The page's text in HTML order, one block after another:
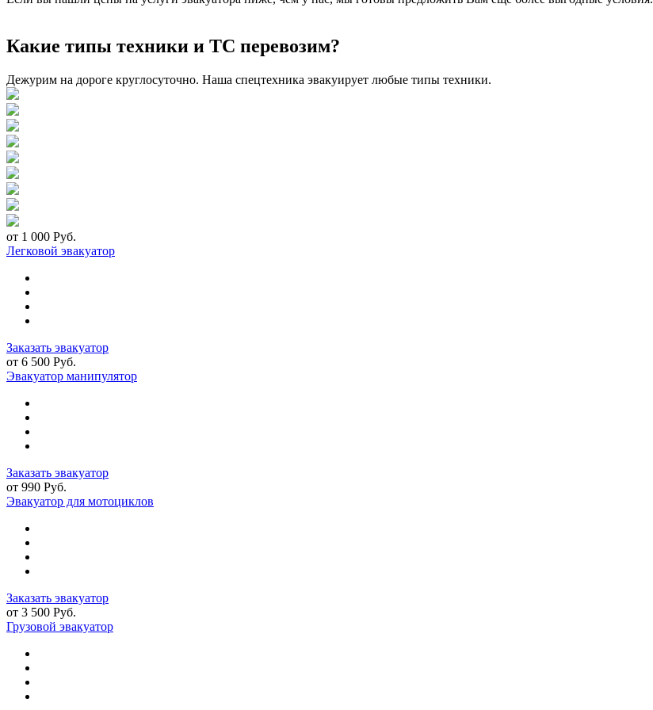
Какие типы техники и ТС перевозим?
Дежурим на дороге круглосуточно. Наша спецтехника эвакуирует любые типы техники.
от 1 000 Руб.
Легковой эвакуатор
Заказать эвакуатор
от 6 500 Руб.
Эвакуатор манипулятор
Заказать эвакуатор
от 990 Руб.
Эвакуатор для мотоциклов
Заказать эвакуатор
от 3 500 Руб.
Грузовой эвакуатор